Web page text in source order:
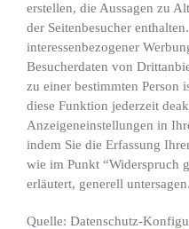
erstellen, die Aussagen zu
der Seitenbesucher
interessenbezogener
Besucherdaten von
zu einer bestimmten Person
diese Funktion jederzeit
Anzeigeneinstellungen in
indem Sie die Erfassung
wie im Punkt “Widerspruch
erläutert, generell untersagen.
Quelle: Datenschutz-